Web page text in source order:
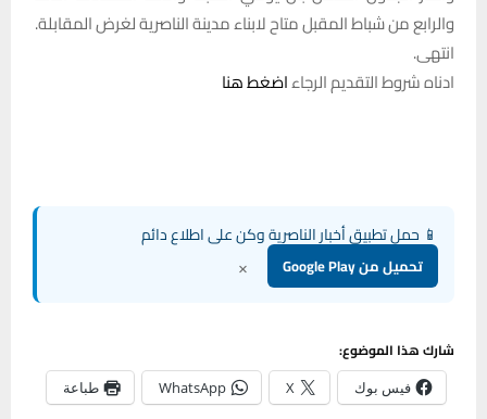
والرابع من شباط المقبل متاح لابناء مدينة الناصرية لغرض المقابلة.
انتهى.
ادناه شروط التقديم الرجاءاضغط هنا
📱 حمل تطبيق أخبار الناصرية وكن على اطلاع دائم
تحميل من Google Play ×
شارك هذا الموضوع:
فيس بوك X
WhatsApp طباعة